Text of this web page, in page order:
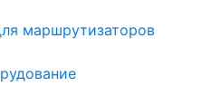
маршрутизаторов